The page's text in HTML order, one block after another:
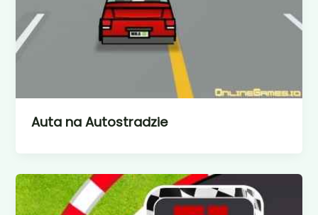
Auta na Autostradzie